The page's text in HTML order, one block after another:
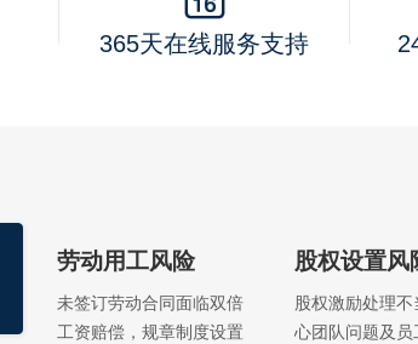
365天在线服务支持
劳动用工风险
未签订劳动合同面临双倍
工资赔偿，规章制度设置
股权设置风
股权激励处理
心团队问题及员